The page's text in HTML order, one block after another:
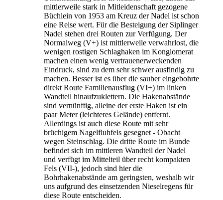
mittlerweile stark in Mitleidenschaft gezogene
Büchlein von 1953 am Kreuz der Nadel ist schon
eine Reise wert. Für die Besteigung der Siplinger
Nadel stehen drei Routen zur Verfügung. Der
Normalweg (V+) ist mittlerweile verwahrlost, die
wenigen rostigen Schlaghaken im Konglomerat
machen einen wenig vertrauenerweckenden
Eindruck, sind zu dem sehr schwer ausfindig zu
machen. Besser ist es über die sauber eingebohrte
direkt Route Familienausflug (VI+) im linken
Wandteil hinaufzuklettern. Die Hakenabstände
sind vernünftig, alleine der erste Haken ist ein
paar Meter (leichteres Gelände) entfernt.
Allerdings ist auch diese Route mit sehr
brüchigem Nagelfluhfels gesegnet - Obacht
wegen Steinschlag. Die dritte Route im Bunde
befindet sich im mittleren Wandteil der Nadel
und verfügt im Mittelteil über recht kompakten
Fels (VII-), jedoch sind hier die
Bohrhakenabstände am geringsten, weshalb wir
uns aufgrund des einsetzenden Nieselregens für
diese Route entscheiden.